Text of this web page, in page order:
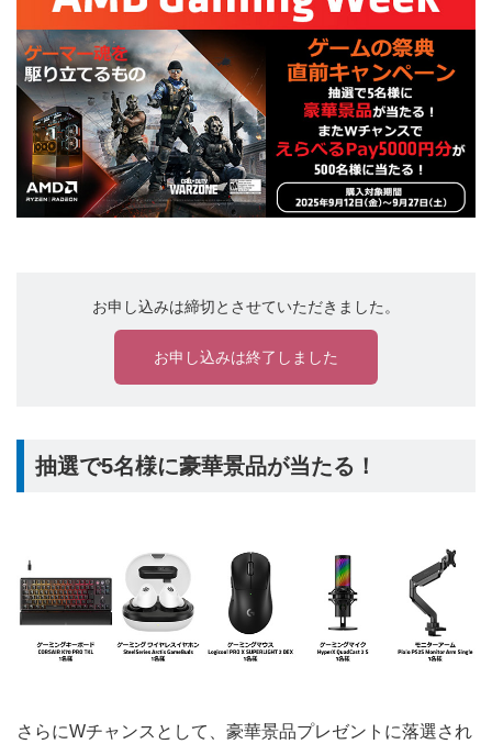
お申し込みは締切とさせていただきました。
お申し込みは終了しました
抽選で5名様に豪華景品が当たる！
さらにWチャンスとして、豪華景品プレゼントに落選され